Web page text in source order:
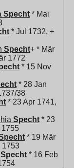
Specht * Mai
* Jul 1732, +
Specht+ * Mär
1772
* 15 Nov
* 28 Jan
38
* 23 Apr 1741,
Specht * 23
1755
* 19 Mär
1753
Specht * 16 Feb